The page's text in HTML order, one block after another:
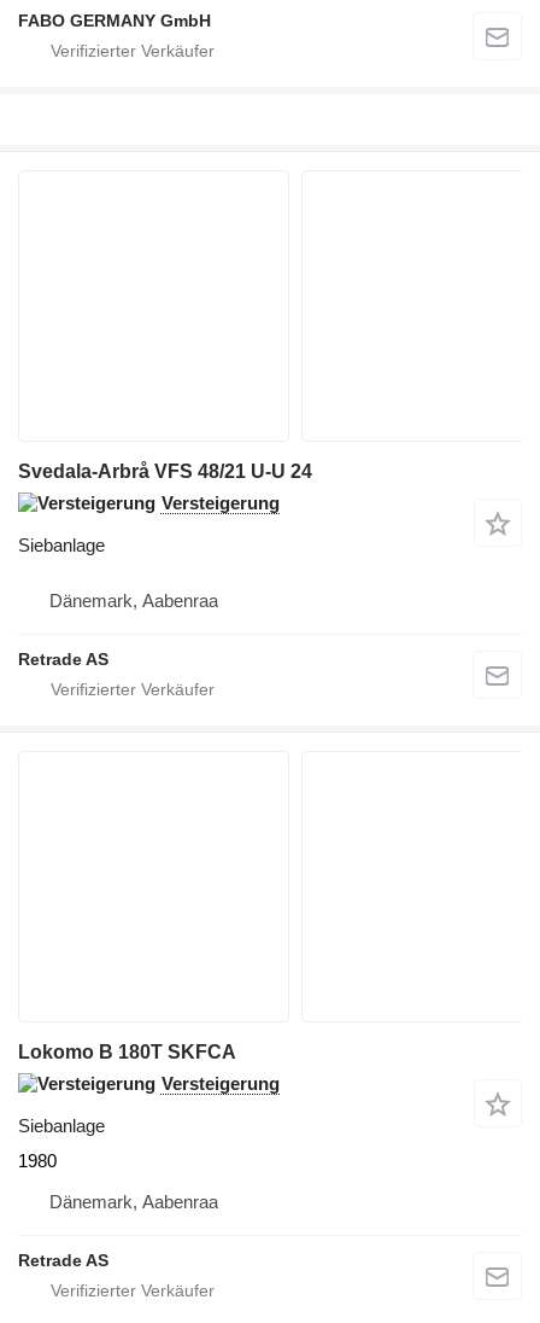
FABO GERMANY GmbH
Svedala-Arbrå VFS 48/21 U-U 24
Versteigerung
Siebanlage
Dänemark, Aabenraa
Retrade AS
Lokomo B 180T SKFCA
Versteigerung
Siebanlage
1980
Dänemark, Aabenraa
Retrade AS